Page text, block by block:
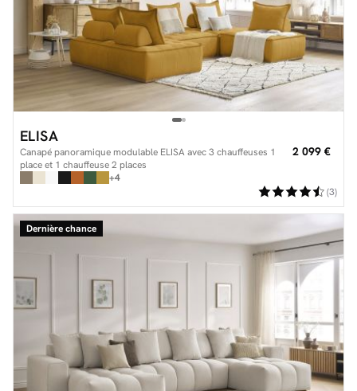
ELISA
Canapé panoramique modulable ELISA avec 3 chauffeuses 1
place et 1 chauffeuse 2 places
2 099 €
+4
(3)
Dernière chance